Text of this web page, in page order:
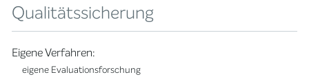
Qualitätssicherung
Eigene Verfahren:
eigene Evaluationsforschung